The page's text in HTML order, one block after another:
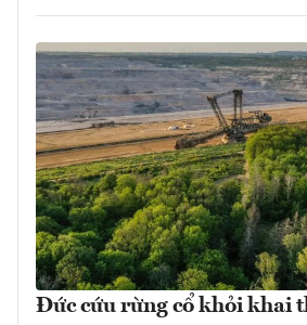
Đức cứu rừng cổ khỏi khai